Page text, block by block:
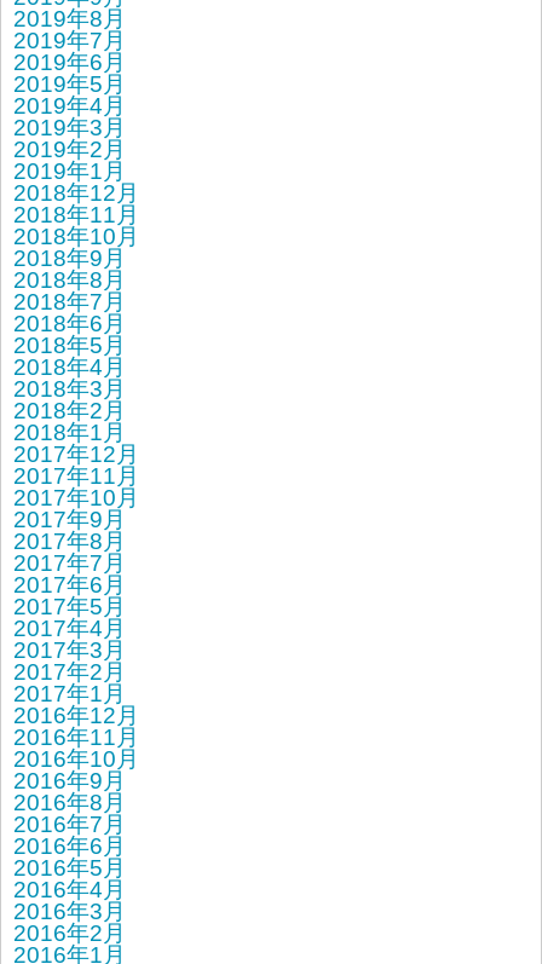
2019年8月
2019年7月
2019年6月
2019年5月
2019年4月
2019年3月
2019年2月
2019年1月
2018年12月
2018年11月
2018年10月
2018年9月
2018年8月
2018年7月
2018年6月
2018年5月
2018年4月
2018年3月
2018年2月
2018年1月
2017年12月
2017年11月
2017年10月
2017年9月
2017年8月
2017年7月
2017年6月
2017年5月
2017年4月
2017年3月
2017年2月
2017年1月
2016年12月
2016年11月
2016年10月
2016年9月
2016年8月
2016年7月
2016年6月
2016年5月
2016年4月
2016年3月
2016年2月
2016年1月